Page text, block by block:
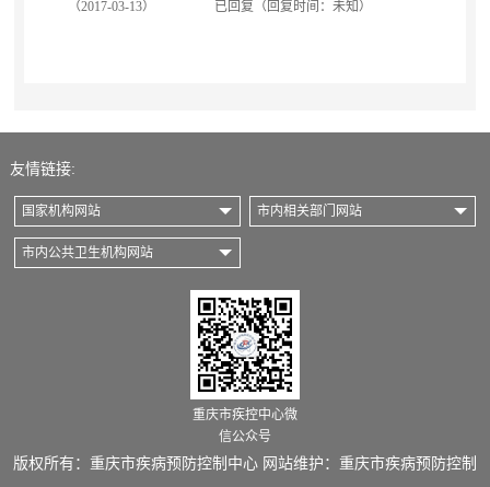
（2017-03-13） 已回复（回复时间：未知）
友情链接:
国家机构网站 市内相关部门网站
市内公共卫生机构网站
重庆市疾控中心微
信公众号
版权所有：重庆市疾病预防控制中心 网站维护：重庆市疾病预防控制